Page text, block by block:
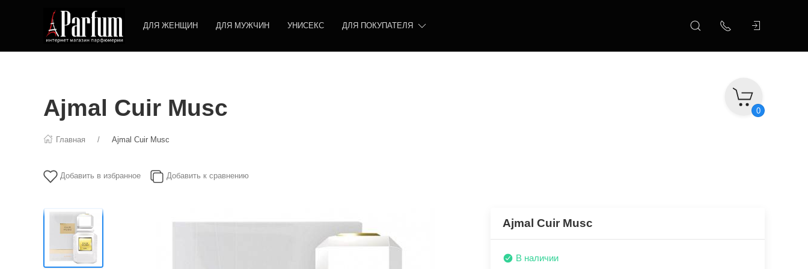
ДЛЯ ЖЕНЩИН ДЛЯ МУЖЧИН УНИСЕКС ДЛЯ ПОКУПАТЕЛЯ
0
Ajmal Cuir Musc
Главная Ajmal Cuir Musc
Добавить в избранное Добавить к сравнению
Ajmal Cuir Musc
В наличии